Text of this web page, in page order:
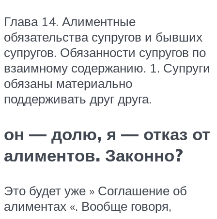
Глава 14. Алиментные
обязательства супругов и бывших
супругов. Обязанности супругов по
взаимному содержанию. 1. Супруги
обязаны материально
поддерживать друг друга.
он — долю, я — отказ от
алиментов. Законно?
Это будет уже » Соглашение об
алиментах «. Вообще говоря,